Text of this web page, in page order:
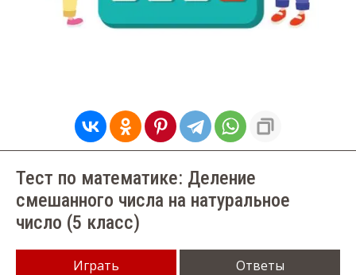
Тест по математике: Деление
смешанного числа на натуральное
число (5 класс)
Играть Ответы